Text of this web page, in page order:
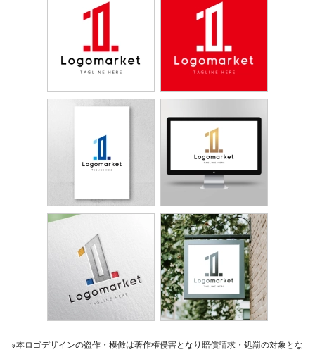
※本ロゴデザインの盗作・模倣は著作権侵害となり賠償請求・処罰の対象とな